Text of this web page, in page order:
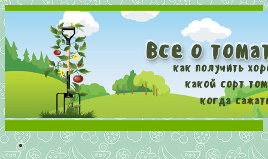
Все о томатах. Выращивание томатов. Сорта и рассада.
Выращивание и уход за томатами